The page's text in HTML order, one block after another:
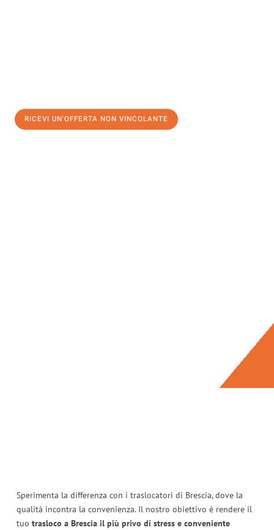
RICEVI UN'OFFERTA NON VINCOLANTE
Sperimenta la differenza con i traslocatori di Brescia, dove la
qualità incontra la convenienza. Il nostro obiettivo è rendere il
tuo trasloco a Brescia il più privo di stress e conveniente